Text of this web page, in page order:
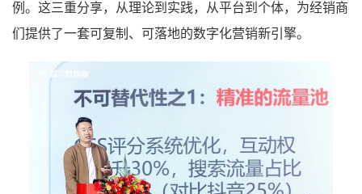
例。这三重分享，从理论到实践，从平台到个体，为经销商
们提供了一套可复制、可落地的数字化营销新引擎。